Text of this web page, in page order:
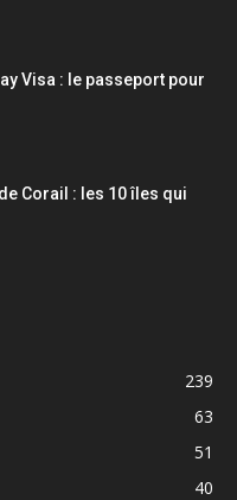
Visa : le passeport pour
Corail : les 10 îles qui
239
63
51
40